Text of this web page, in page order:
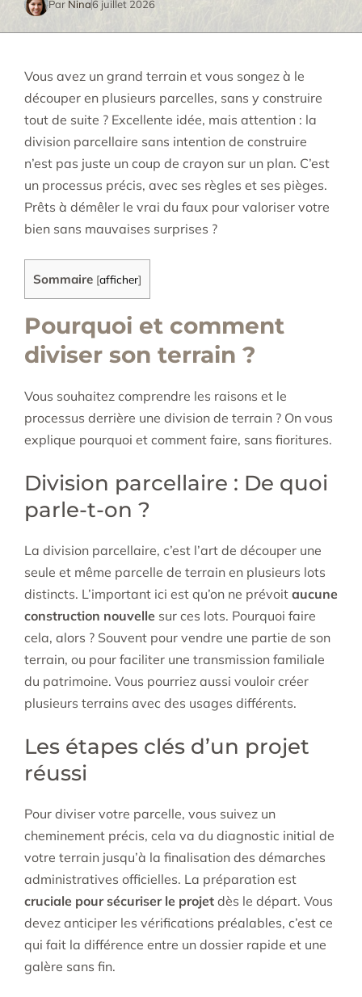
Par Nina6 juillet 2026
Vous avez un grand terrain et vous songez à le
découper en plusieurs parcelles, sans y construire
tout de suite ? Excellente idée, mais attention : la
division parcellaire sans intention de construire
n’est pas juste un coup de crayon sur un plan. C’est
un processus précis, avec ses règles et ses pièges.
Prêts à démêler le vrai du faux pour valoriser votre
bien sans mauvaises surprises ?
Sommaire [afficher]
Pourquoi et comment
diviser son terrain ?
Vous souhaitez comprendre les raisons et le
processus derrière une division de terrain ? On vous
explique pourquoi et comment faire, sans fioritures.
Division parcellaire : De quoi
parle-t-on ?
La division parcellaire, c’est l’art de découper une
seule et même parcelle de terrain en plusieurs lots
distincts. L’important ici est qu’on ne prévoit aucune
construction nouvelle sur ces lots. Pourquoi faire
cela, alors ? Souvent pour vendre une partie de son
terrain, ou pour faciliter une transmission familiale
du patrimoine. Vous pourriez aussi vouloir créer
plusieurs terrains avec des usages différents.
Les étapes clés d’un projet
réussi
Pour diviser votre parcelle, vous suivez un
cheminement précis, cela va du diagnostic initial de
votre terrain jusqu’à la finalisation des démarches
administratives officielles. La préparation est
cruciale pour sécuriser le projet dès le départ. Vous
devez anticiper les vérifications préalables, c’est ce
qui fait la différence entre un dossier rapide et une
galère sans fin.